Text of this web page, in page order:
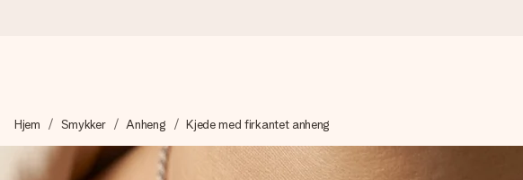
Vi lager dine gaver med omtanke og sender den avgårde så raskt som mulig - slik
Hjem Smykker Anheng Kjede med firkantet anheng